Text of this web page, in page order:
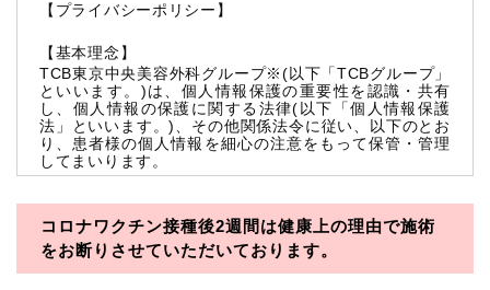
【プライバシーポリシー】
【基本理念】
TCB東京中央美容外科グループ※(以下「TCBグループ」
といいます。)は、個人情報保護の重要性を認識・共有
し、個人情報の保護に関する法律(以下「個人情報保護
法」といいます。)、その他関係法令に従い、以下のとお
り、患者様の個人情報を細心の注意をもって保管・管理
してまいります。
※TCBグループとは以下を総称していいます。
・一般社団法人メディカルアライアンス
コロナワクチン接種後2週間は健康上の理由で施術
をお断りさせていただいております。